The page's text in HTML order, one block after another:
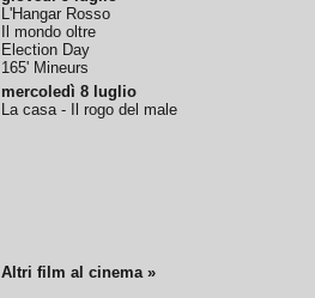
L'Hangar Rosso
Il mondo oltre
Election Day
165' Mineurs
mercoledì 8 luglio
La casa - Il rogo del male
Altri film al cinema »